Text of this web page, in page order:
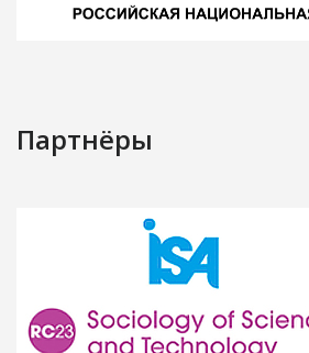
Партнёры